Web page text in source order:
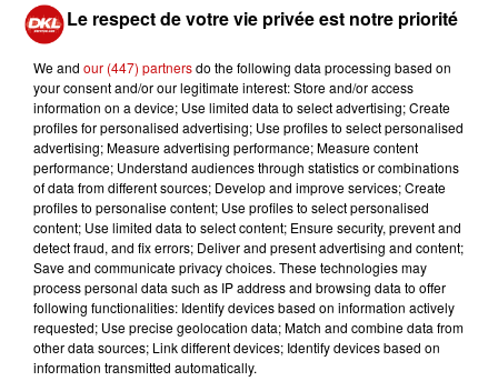
Comme chaque année, nous vous avons concocté un
programme riche et varié, ponctué de quelques notes
d'humour.
Nos 35 musiciens vous feront en effet découvrir
quelques-uns des plus beaux morceaux de la variété
française et internationale.
Notre chanteuse Patou se joindra à nous pour vous
interpréter quelques morceaux et nous laisserons
également la place à nos jeunes talents issus de l’école
de musique.
Enfin notre joyeuse troupe du Stammtisch vous a
préparé quelques moments d’humour, le tout
accompagné par notre groupe maison de Oberkrainer.
Le respect de votre vie privée est notre priorité
We and our (447) partnersdo the following data processing based on
your consent and/or our legitimate interest: Store and/or access
information on a device; Use limited data to select advertising; Create
profiles for personalised advertising; Use profiles to select personalised
advertising; Measure advertising performance; Measure content
performance; Understand audiences through statistics or combinations
of data from different sources; Develop and improve services; Create
profiles to personalise content; Use profiles to select personalised
content; Use limited data to select content; Ensure security, prevent and
detect fraud, and fix errors; Deliver and present advertising and content;
Save and communicate privacy choices. These technologies may
process personal data such as IP address and browsing data to offer
following functionalities: Identify devices based on information actively
requested; Use precise geolocation data; Match and combine data from
other data sources; Link different devices; Identify devices based on
information transmitted automatically.